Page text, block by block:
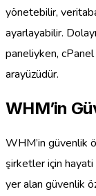
yönetebilir,
ayarlayabilir.
paneliyken,
arayüzüdür.
WHM’in
WHM’in güvenlik
şirketler için
yer alan güvenlik